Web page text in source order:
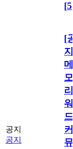
[5]
공지
공지
[공
지]
메
모
리
워
드
커
뮤